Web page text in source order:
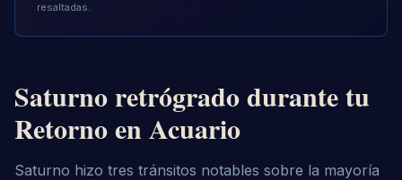
resaltadas.
Saturno retrógrado durante tu
Retorno en Acuario
Saturno hizo tres tránsitos notables sobre la mayoría